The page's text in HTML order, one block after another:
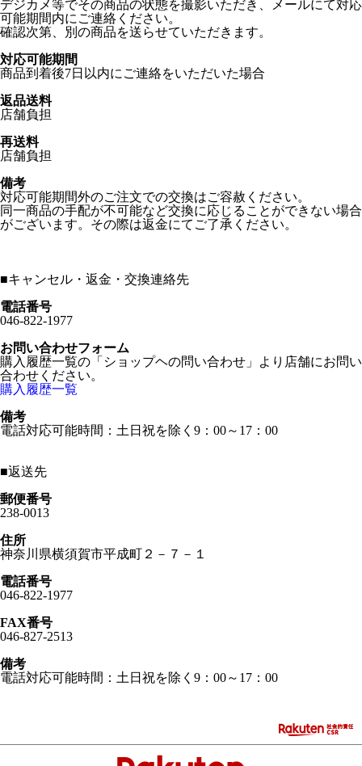
デジカメ等でその商品の状態を撮影いただき、メールにて対応
可能期間内にご連絡ください。
確認次第、別の商品を送らせていただきます。
対応可能期間
商品到着後7日以内にご連絡をいただいた場合
返品送料
店舗負担
再送料
店舗負担
備考
対応可能期間外のご注文での交換はご容赦ください。
同一商品の手配が不可能など交換に応じることができない場合
がございます。その際は返金にてご了承ください。
■キャンセル・返金・交換連絡先
電話番号
046-822-1977
お問い合わせフォーム
購入履歴一覧の「ショップヘの問い合わせ」より店舗にお問い
合わせください。
購入履歴一覧
備考
電話対応可能時間：土日祝を除く9：00～17：00
■返送先
郵便番号
238-0013
住所
神奈川県横須賀市平成町２－７－１
電話番号
046-822-1977
FAX番号
046-827-2513
備考
電話対応可能時間：土日祝を除く9：00～17：00